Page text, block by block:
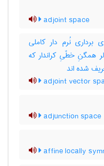
adjoint space
برداری نُرم دار کاملی
همگنِ خطّیِ کراندار که
شده اند
adjoint vector
adjunction space
affine locally